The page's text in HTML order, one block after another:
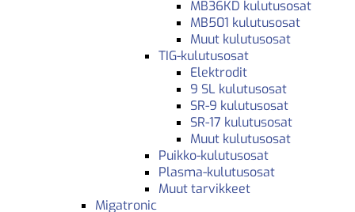
MB36KD kulutusosat
MB501 kulutusosat
Muut kulutusosat
TIG-kulutusosat
Elektrodit
9 SL kulutusosat
SR-9 kulutusosat
SR-17 kulutusosat
Muut kulutusosat
Puikko-kulutusosat
Plasma-kulutusosat
Muut tarvikkeet
Migatronic